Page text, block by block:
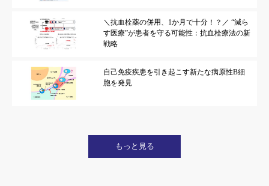
＼抗血栓薬の併用、1か月で十分！？／ “減ら
す医療”が患者を守る可能性：抗血栓療法の新
戦略
自己免疫疾患を引き起こす新たな病原性B細
胞を発見
もっと見る